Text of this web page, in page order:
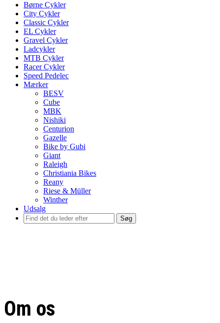
Børne Cykler
City Cykler
Classic Cykler
EL Cykler
Gravel Cykler
Ladcykler
MTB Cykler
Racer Cykler
Speed Pedelec
Mærker
BESV
Cube
MBK
Nishiki
Centurion
Gazelle
Bike by Gubi
Giant
Raleigh
Christiania Bikes
Reany
Riese & Müller
Winther
Udsalg
Søg
Om os